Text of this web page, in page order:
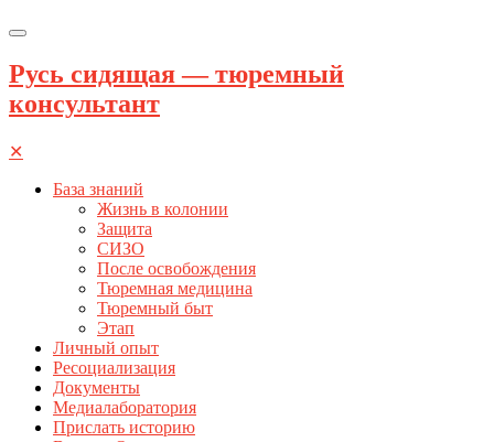
Русь сидящая — тюремный
консультант
✕
База знаний
Жизнь в колонии
Защита
СИЗО
После освобождения
Тюремная медицина
Тюремный быт
Этап
Личный опыт
Ресоциализация
Документы
Медиалаборатория
Прислать историю